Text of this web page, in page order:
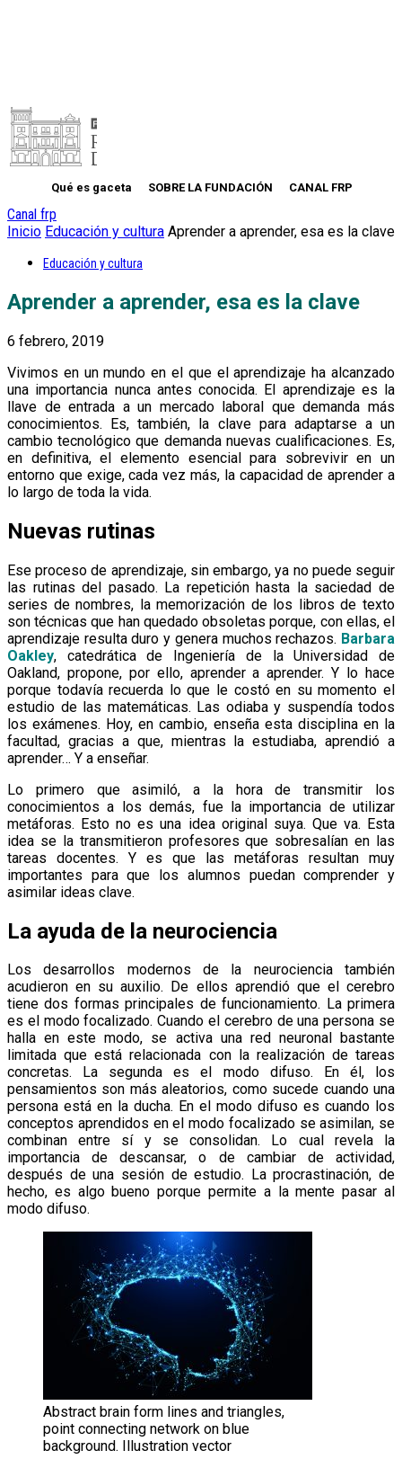
Qué es gaceta SOBRE LA FUNDACIÓN CANAL FRP
Canal frp
Inicio Educación y cultura Aprender a aprender, esa es la clave
Educación y cultura
Aprender a aprender, esa es la clave
6 febrero, 2019
Vivimos en un mundo en el que el aprendizaje ha alcanzado
una importancia nunca antes conocida. El aprendizaje es la
llave de entrada a un mercado laboral que demanda más
conocimientos. Es, también, la clave para adaptarse a un
cambio tecnológico que demanda nuevas cualificaciones. Es,
en definitiva, el elemento esencial para sobrevivir en un
entorno que exige, cada vez más, la capacidad de aprender a
lo largo de toda la vida.
Nuevas rutinas
Ese proceso de aprendizaje, sin embargo, ya no puede seguir
las rutinas del pasado. La repetición hasta la saciedad de
series de nombres, la memorización de los libros de texto
son técnicas que han quedado obsoletas porque, con ellas, el
aprendizaje resulta duro y genera muchos rechazos. Barbara
Oakley, catedrática de Ingeniería de la Universidad de
Oakland, propone, por ello, aprender a aprender. Y lo hace
porque todavía recuerda lo que le costó en su momento el
estudio de las matemáticas. Las odiaba y suspendía todos
los exámenes. Hoy, en cambio, enseña esta disciplina en la
facultad, gracias a que, mientras la estudiaba, aprendió a
aprender… Y a enseñar.
Lo primero que asimiló, a la hora de transmitir los
conocimientos a los demás, fue la importancia de utilizar
metáforas. Esto no es una idea original suya. Que va. Esta
idea se la transmitieron profesores que sobresalían en las
tareas docentes. Y es que las metáforas resultan muy
importantes para que los alumnos puedan comprender y
asimilar ideas clave.
La ayuda de la neurociencia
Los desarrollos modernos de la neurociencia también
acudieron en su auxilio. De ellos aprendió que el cerebro
tiene dos formas principales de funcionamiento. La primera
es el modo focalizado. Cuando el cerebro de una persona se
halla en este modo, se activa una red neuronal bastante
limitada que está relacionada con la realización de tareas
concretas. La segunda es el modo difuso. En él, los
pensamientos son más aleatorios, como sucede cuando una
persona está en la ducha. En el modo difuso es cuando los
conceptos aprendidos en el modo focalizado se asimilan, se
combinan entre sí y se consolidan. Lo cual revela la
importancia de descansar, o de cambiar de actividad,
después de una sesión de estudio. La procrastinación, de
hecho, es algo bueno porque permite a la mente pasar al
modo difuso.
Abstract brain form lines and triangles,
point connecting network on blue
background. Illustration vector